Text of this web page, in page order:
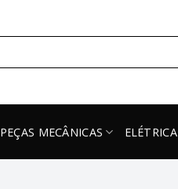
PEÇAS MECÂNICAS ELÉTRICA